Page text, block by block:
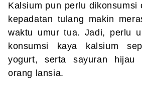
Kalsium pun perlu dikonsumsi
kepadatan tulang makin
waktu umur tua. Jadi, perlu
konsumsi kaya kalsium
yogurt, serta sayuran hijau
orang lansia.